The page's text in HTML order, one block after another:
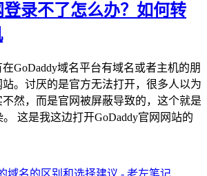
登录不了怎么办？如何转
GoDaddy域名平台有域名或者主机的朋
。讨厌的是官方无法打开，很多人以为
然，而是官网被屏蔽导致的，这个就是
这是我这边打开GoDaddy官网网站的